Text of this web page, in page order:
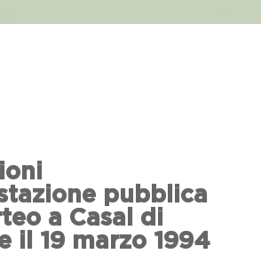
pubblica
a Casal di
il 19 marzo 1994